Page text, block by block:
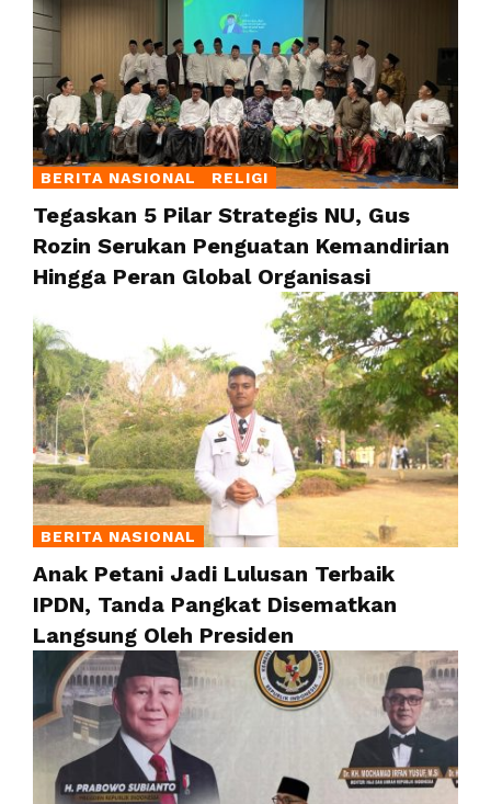
BERITA NASIONAL RELIGI
Tegaskan 5 Pilar Strategis NU, Gus
Rozin Serukan Penguatan Kemandirian
Hingga Peran Global Organisasi
BERITA NASIONAL
Anak Petani Jadi Lulusan Terbaik
IPDN, Tanda Pangkat Disematkan
Langsung Oleh Presiden